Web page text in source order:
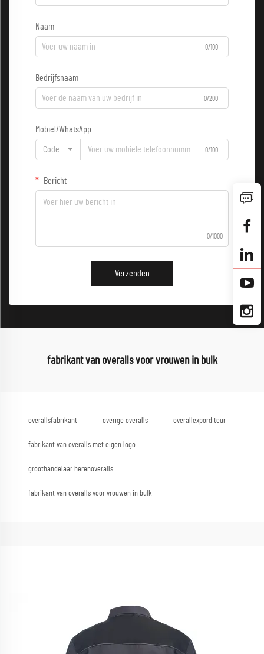
Naam
0/100
Bedrijfsnaam
0/200
Mobiel/WhatsApp
Code 0/100
Bericht
0/1000
Verzenden
fabrikant van overalls voor vrouwen in bulk
overallsfabrikant overige overalls overallexporditeur
fabrikant van overalls met eigen logo
groothandelaar herenoveralls
fabrikant van overalls voor vrouwen in bulk